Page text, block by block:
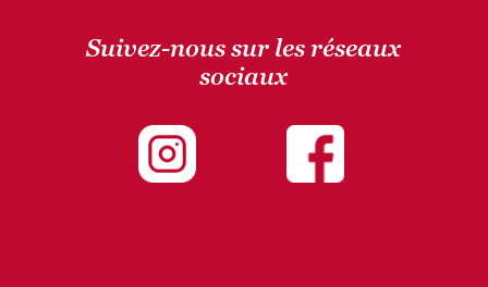
Suivez-nous sur les réseaux
sociaux